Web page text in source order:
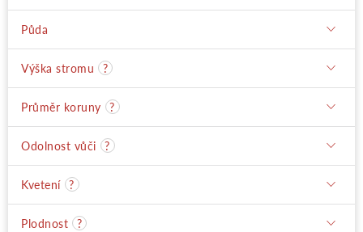
Půda
Výška stromu ?
Průměr koruny ?
Odolnost vůči ?
Kvetení ?
Plodnost ?